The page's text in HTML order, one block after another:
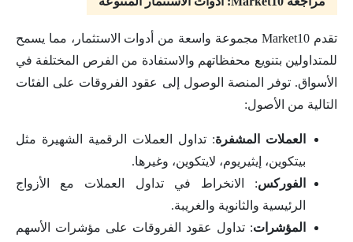
تقدم Market10 مجموعة واسعة من أدوات الاستثمار، مما يسمح
للمتداولين بتنويع محفظاتهم والاستفادة من الفرص المختلفة في
الأسواق. توفر المنصة الوصول إلى عقود الفروقات على الفئات
التالية من الأصول:
العملات المشفرة: تداول العملات الرقمية الشهيرة مثل
بيتكوين، إيثيريوم، لايتكوين، وغيرها.
الفوركس: الانخراط في تداول العملات مع الأزواج
الرئيسية والثانوية والغريبة.
المؤشرات: تداول عقود الفروقات على مؤشرات الأسهم